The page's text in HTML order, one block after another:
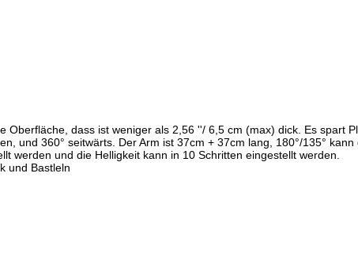
Oberfläche, dass ist weniger als 2,56 ''/ 6,5 cm (max) dick. Es spart
und 360° seitwärts. Der Arm ist 37cm + 37cm lang, 180°/135° kann
werden und die Helligkeit kann in 10 Schritten eingestellt werden.
und Bastleln
dass man durch die Anbringung eines
werden, dass man sich ausdrücklich von diesen
auf unserer Homepage und machen uns diese
finden Sie unter